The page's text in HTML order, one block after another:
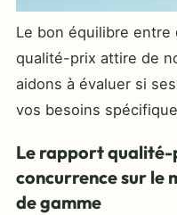
Le bon équilibre
qualité-prix attire de
aidons à évaluer si
vos besoins
Le rapport
concurrence sur le
de gamme